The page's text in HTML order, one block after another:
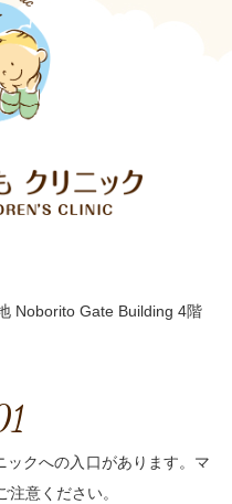
Noborito Gate Building 4階
ックへの入口があります。マ
意ください。